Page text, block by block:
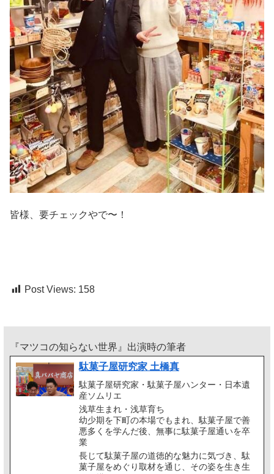
皆様、要チェックやで〜！
Post Views: 158
『マツコの知らない世界』出演時の筆者
駄菓子屋研究家 土橋真
駄菓子屋研究家・駄菓子屋ハンター・日本遺
産ソムリエ
浅草生まれ・浅草育ち
幼少期を下町の本場でもまれ、駄菓子屋で善
悪多くを学んだ後、無事に駄菓子屋通いを卒
業
長じて駄菓子屋の道徳的な魅力に気づき、駄
菓子屋をめぐり取材を通じ、その姿を生き生